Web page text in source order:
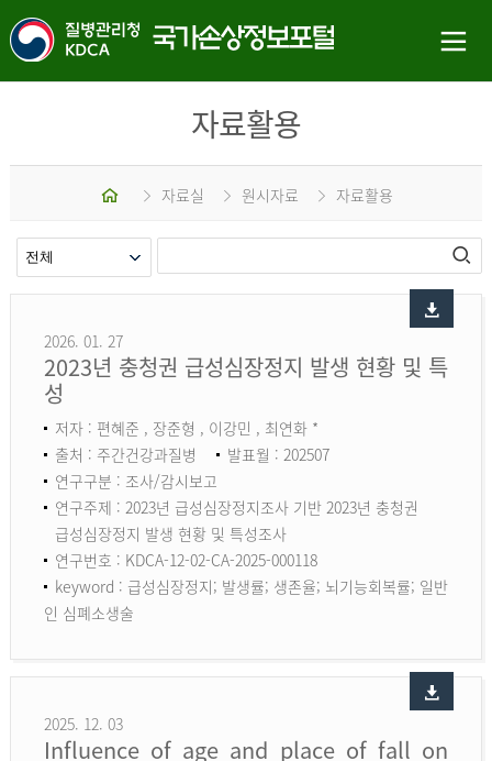
자료활용
홈 자료실 원시자료 자료활용
2026. 01. 27
2023년 충청권 급성심장정지 발생 현황 및 특
성
저자 : 편혜준 , 장준형 , 이강민 , 최연화 *
출처 : 주간건강과질병
발표월 : 202507
연구구분 : 조사/감시보고
연구주제 : 2023년 급성심장정지조사 기반 2023년 충청권
급성심장정지 발생 현황 및 특성조사
연구번호 : KDCA-12-02-CA-2025-000118
keyword : 급성심장정지; 발생률; 생존율; 뇌기능회복률; 일반
인 심폐소생술
2025. 12. 03
Influence of age and place of fall on